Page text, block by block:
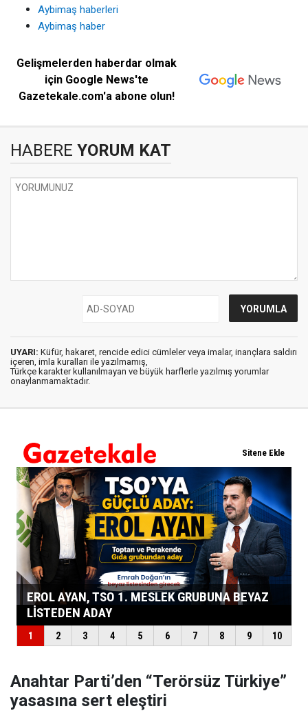
Aybimaş haberleri
Aybimaş haber
Gelişmelerden haberdar olmak
için Google News'te
Gazetekale.com'a abone olun!
HABERE YORUM KAT
UYARI: Küfür, hakaret, rencide edici cümleler veya imalar, inançlara saldırı
içeren, imla kuralları ile yazılmamış,
Türkçe karakter kullanılmayan ve büyük harflerle yazılmış yorumlar
onaylanmamaktadır.
Anahtar Parti’den “Terörsüz Türkiye”
yasasına sert eleştiri